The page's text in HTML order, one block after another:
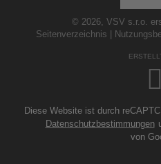
© 2026, VSV s.r.o.
Seitenverzeichnis
Diese Website ist durch
Datenschutzbestimmungen
von